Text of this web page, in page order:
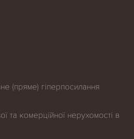
(пряме) гіперпосилання
та комерційної нерухомості в